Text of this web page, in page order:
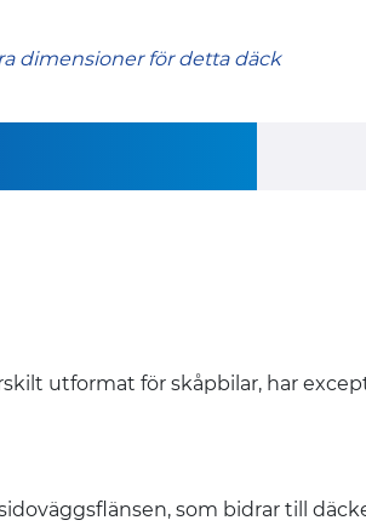
dimensioner för detta däck
utformat för skåpbilar, har
som bidrar till